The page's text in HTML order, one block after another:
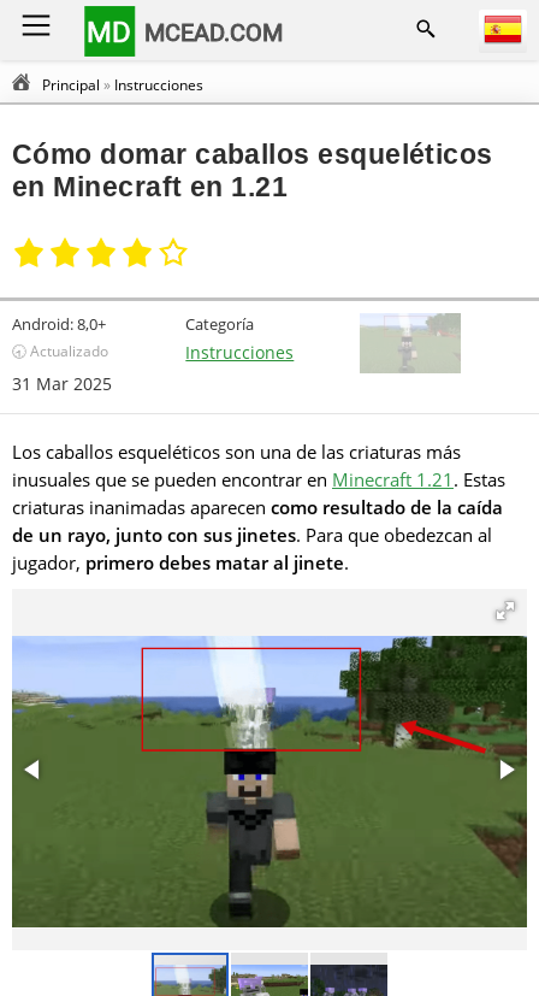
MD MCEAD.COM
Principal » Instrucciones
Cómo domar caballos esqueléticos
en Minecraft en 1.21
Android:8,0+
🕣 Actualizado
31 Mar 2025
Categoría
Instrucciones
Los caballos esqueléticos son una de las criaturas más
inusuales que se pueden encontrar en Minecraft 1.21 . Estas
criaturas inanimadas aparecen como resultado de la caída
de un rayo, junto con sus jinetes. Para que obedezcan al
jugador, primero debes matar al jinete.